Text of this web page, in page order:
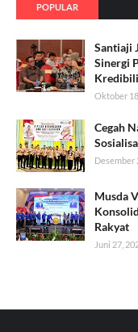
POPULAR
Santiaji
Sinergi
Oktober
Cegah
Desember
Musda
Rakyat
Juni 27,